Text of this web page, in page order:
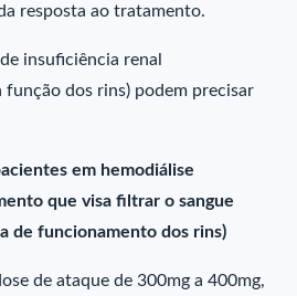
resposta ao tratamento.
insuficiência renal
dos rins) podem precisar
em hemodiálise
que visa filtrar o sangue
de funcionamento dos rins)
de ataque de 300mg a 400mg,